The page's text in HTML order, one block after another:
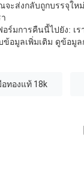
ะส่งกลับถูกบรรจุใหม่
ร์มการคืนนี้ไปยัง: เ
ข้อมูลเพิ่มเติม ดูข้อมู
ทองแท้ 18k